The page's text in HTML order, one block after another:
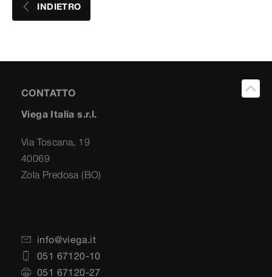
INDIETRO
CONTATTO
Viega Italia s.r.l.
Via Toscana, 19
40069
Zola Predosa (BO)
info@viega.it
051 67120-10
051 67120-27